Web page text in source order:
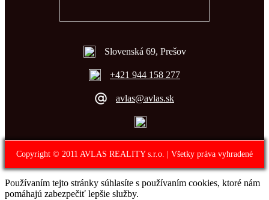
Slovenská 69, Prešov
+421 944 158 277
avlas@avlas.sk
Copyright © 2011 AVLAS REALITY s.r.o. | Všetky práva vyhradené
Používaním tejto stránky súhlasíte s používaním cookies, ktoré nám
pomáhajú zabezpečiť lepšie služby.